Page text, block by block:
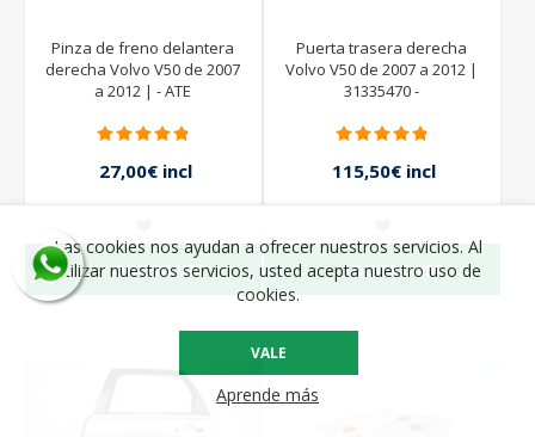
Pinza de freno delantera
derecha Volvo V50 de 2007
a 2012 | - ATE
27,00€ incl
QUIERO VER
Puerta trasera derecha
Volvo V50 de 2007 a 2012 |
31335470 -
115,50€ incl
QUIERO VER
Las cookies nos ayudan a ofrecer nuestros servicios. Al
utilizar nuestros servicios, usted acepta nuestro uso de
cookies.
VALE
Aprende más